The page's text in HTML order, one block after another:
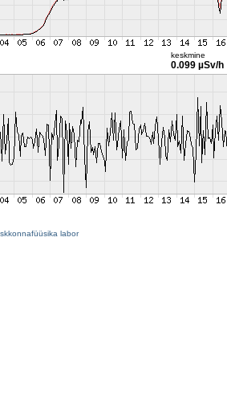
keskmine
0.099 µSv/h
labor